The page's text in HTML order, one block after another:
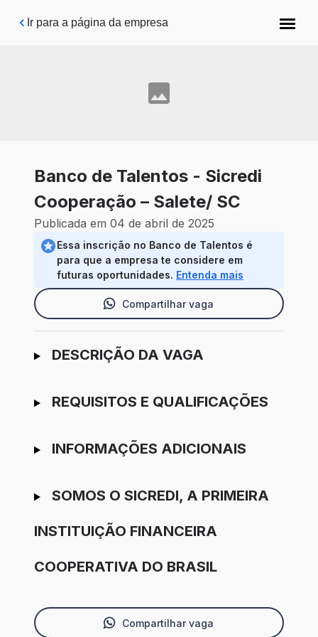
Pular para o conteúdo principal
Ir para a página da empresa
Banco de Talentos - Sicredi
Cooperação – Salete/ SC
Publicada em 04 de abril de 2025
Essa inscrição no Banco de Talentos é
para que a empresa te considere em
futuras oportunidades. Entenda mais
Compartilhar vaga
Ir para candidatura
DESCRIÇÃO DA VAGA
REQUISITOS E QUALIFICAÇÕES
INFORMAÇÕES ADICIONAIS
SOMOS O SICREDI, A PRIMEIRA
INSTITUIÇÃO FINANCEIRA
COOPERATIVA DO BRASIL
Compartilhar vaga